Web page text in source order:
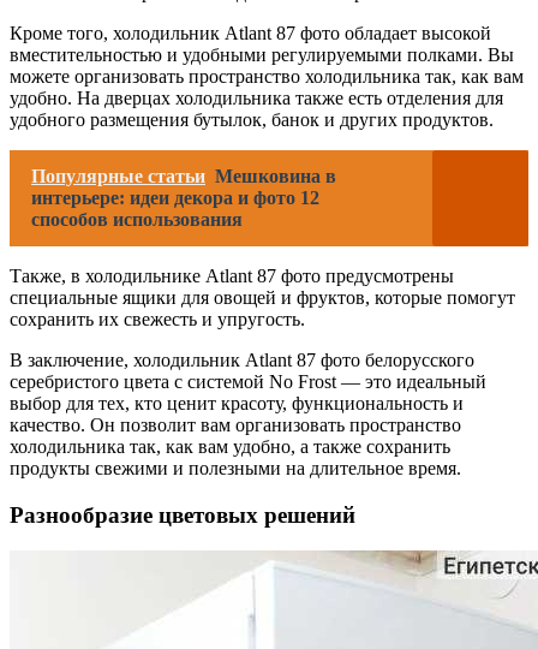
Кроме того, холодильник Atlant 87 фото обладает высокой
вместительностью и удобными регулируемыми полками. Вы
можете организовать пространство холодильника так, как вам
удобно. На дверцах холодильника также есть отделения для
удобного размещения бутылок, банок и других продуктов.
Популярные статьи Мешковина в
интерьере: идеи декора и фото 12
способов использования
Также, в холодильнике Atlant 87 фото предусмотрены
специальные ящики для овощей и фруктов, которые помогут
сохранить их свежесть и упругость.
В заключение, холодильник Atlant 87 фото белорусского
серебристого цвета с системой No Frost — это идеальный
выбор для тех, кто ценит красоту, функциональность и
качество. Он позволит вам организовать пространство
холодильника так, как вам удобно, а также сохранить
продукты свежими и полезными на длительное время.
Разнообразие цветовых решений